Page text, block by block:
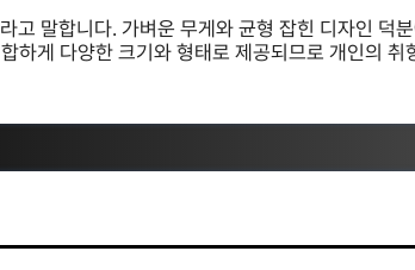
고 말합니다. 가벼운 무게와 균형 잡힌 디자인 덕
하게 다양한 크기와 형태로 제공되므로 개인의 취